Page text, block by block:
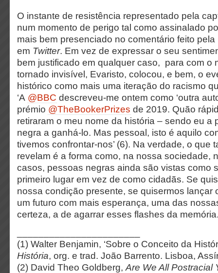
O instante de resistência representado pela
num momento de perigo tal como assinalado
mais bem presenciado no comentário feito
em Twitter. Em vez de expressar o seu
bem justificado em qualquer caso, para com o
tornado invisível, Evaristo, colocou, e bem, o
histórico como mais uma iteração do racismo
‘A @BBC descreveu-me ontem como ‘outra
prémio @TheBookerPrizes de 2019. Quão
retiraram o meu nome da história – sendo eu a
negra a ganhá-lo. Mas pessoal, isto é aquilo
tivemos confrontar-nos’ (6). Na verdade, o que
revelam é a forma como, na nossa sociedade,
casos, pessoas negras ainda são vistas como
primeiro lugar em vez de como cidadãs. Se
nossa condição presente, se quisermos lançar
um futuro com mais esperança, uma das
certeza, a de agarrar esses flashes da
(1) Walter Benjamin, ‘Sobre o Conceito da
História, org. e trad. João Barrento. Lisboa,
(2) David Theo Goldberg, Are We All Postracial